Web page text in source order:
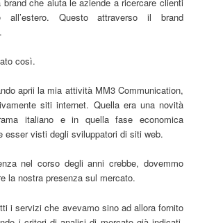
Questo attraverso il brand
così.
aprii la mia attività MM3 Communication,
siti internet. Quella era una novità
italiano e in quella fase economica
esser visti degli sviluppatori di siti web.
nel corso degli anni crebbe, dovemmo
la nostra presenza sul mercato.
i servizi che avevamo sino ad allora fornito